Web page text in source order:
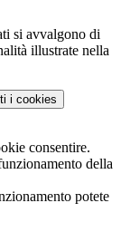
si avvalgono di
illustrate nella
i cookies
consentire.
della
potete